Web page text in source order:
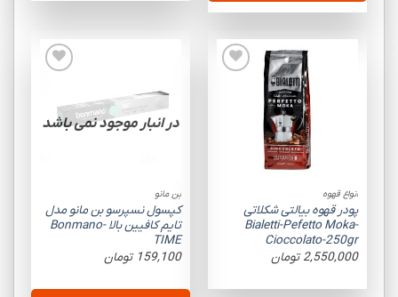
انواع قهوه
پودر قهوه بیالتی شکلاتی
Bialetti-Pefetto Moka-
Cioccolato-250gr
2,550,000 تومان
در انبار موجود نمی باشد
بن مانو
کپسول نسپرسو بن مانو مدل
تایم کافیین بالا Bonmano-
TIME
159,100 تومان